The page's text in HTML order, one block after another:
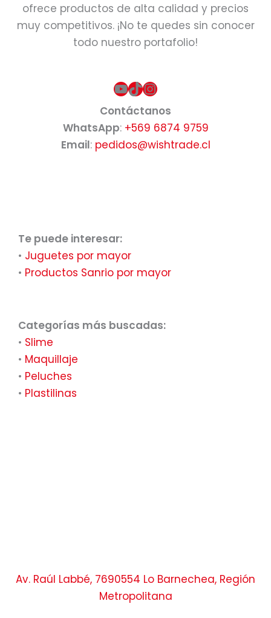
ofrece productos de alta calidad y precios
muy competitivos. ¡No te quedes sin conocer
todo nuestro portafolio!
YouTube
TikTok
Instagram
Contáctanos
WhatsApp: +569 6874 9759
Email: pedidos@wishtrade.cl
Te puede interesar:
• Juguetes por mayor
• Productos Sanrio por mayor
Categorías más buscadas:
• Slime
• Maquillaje
• Peluches
• Plastilinas
Av. Raúl Labbé, 7690554 Lo Barnechea, Región
Metropolitana